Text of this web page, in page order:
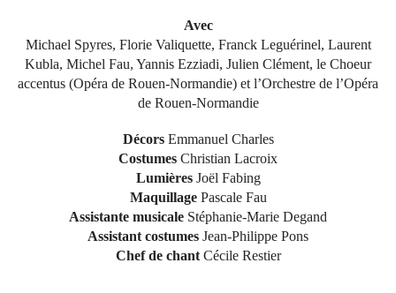
Avec
Michael Spyres, Florie Valiquette, Franck Leguérinel, Laurent
Kubla, Michel Fau, Yannis Ezziadi, Julien Clément, le Choeur
accentus (Opéra de Rouen-Normandie) et l’Orchestre de l’Opéra
de Rouen-Normandie
DécorsEmmanuel Charles
Costumes Christian Lacroix
LumièresJoël Fabing
MaquillagePascale Fau
Assistante musicale Stéphanie-Marie Degand
Assistant costumes Jean-Philippe Pons
Chef de chantCécile Restier